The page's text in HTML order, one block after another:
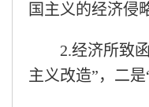
国主义的经济侵
2.经济所致
主义改造”，二